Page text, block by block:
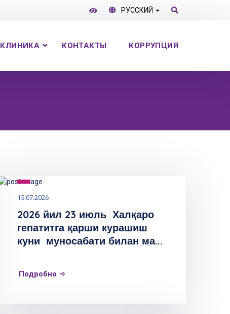
РУССКИЙ
КЛИНИКА КОНТАКТЫ КОРРУПЦИЯ
15.07.2026
2026 йил 23 июль Халқаро
гепатитга қарши курашиш
куни муносабати билан ма...
Подробно